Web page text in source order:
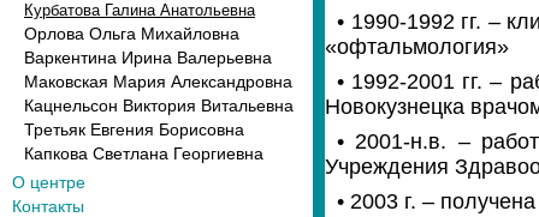
Курбатова Галина Анатольевна
Орлова Ольга Михайловна
Варкентина Ирина Валерьевна
Маковская Мария Александровна
Кацнельсон Виктория Витальевна
Третьяк Евгения Борисовна
Капкова Светлана Георгиевна
О центре
Контакты
• 1990-1992 гг. –
«офтальмология»
• 1992-2001 гг. –
Новокузнецка
• 2001-н.в. –
Учреждения
• 2003 г. –